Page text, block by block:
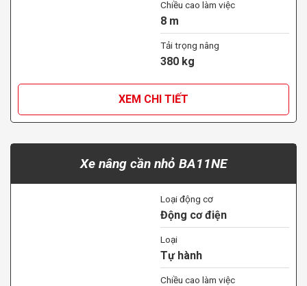
Chiều cao làm việc
8 m
Tải trọng nâng
380 kg
XEM CHI TIẾT
Xe nâng cần nhỏ BA11NE
Loại động cơ
Động cơ điện
Loại
Tự hành
Chiều cao làm việc